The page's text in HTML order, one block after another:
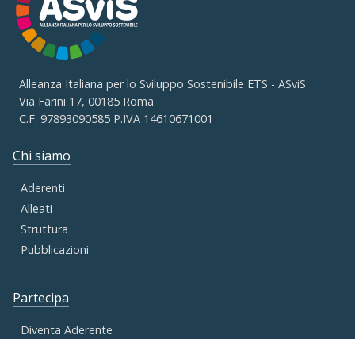
Alleanza Italiana per lo Sviluppo Sostenibile ETS - ASviS
Via Farini 17, 00185 Roma
C.F. 97893090585 P.IVA 14610671001
Chi siamo
Aderenti
Alleati
Struttura
Pubblicazioni
Partecipa
Diventa Aderente